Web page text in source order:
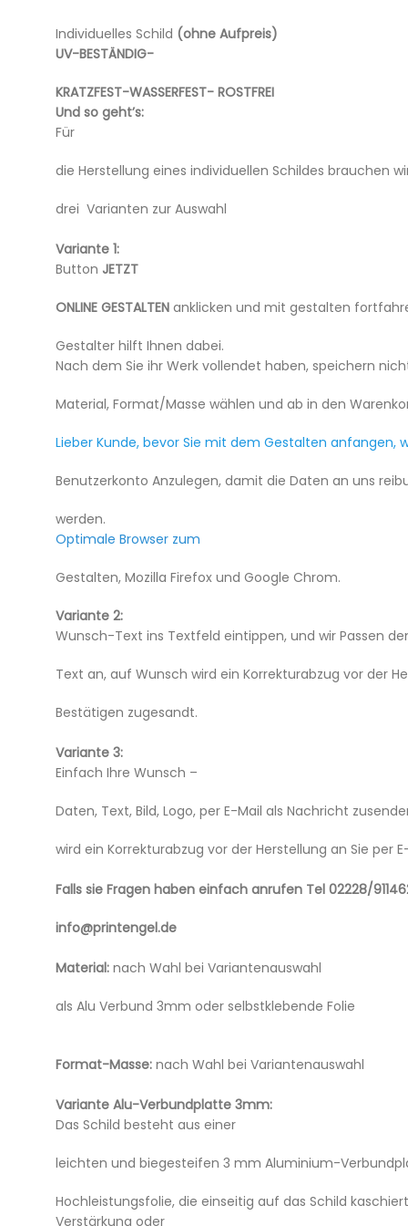
Individuelles Schild (ohne Aufpreis)
UV-BESTÄNDIG-
KRATZFEST-WASSERFEST- ROSTFREI
Und so geht’s:
Für
die Herstellung eines individuellen Schildes brauchen
drei Varianten zur Auswahl
Variante 1:
Button JETZT
ONLINE GESTALTEN anklicken und mit gestalten
Gestalter hilft Ihnen dabei.
Nach dem Sie ihr Werk vollendet haben, speichern
Material, Format/Masse wählen und ab in den
Lieber Kunde, bevor Sie mit dem Gestalten anfangen,
Benutzerkonto Anzulegen, damit die Daten an uns
werden.
Optimale Browser zum
Gestalten, Mozilla Firefox und Google Chrom.
Variante 2:
Wunsch-Text ins Textfeld eintippen, und wir Passen
Text an, auf Wunsch wird ein Korrekturabzug vor der
Bestätigen zugesandt.
Variante 3:
Einfach Ihre Wunsch –
Daten, Text, Bild, Logo, per E-Mail als Nachricht
wird ein Korrekturabzug vor der Herstellung an Sie per
Falls sie Fragen haben einfach anrufen Tel 02228/
info@printengel.de
Material: nach Wahl bei Variantenauswahl
als Alu Verbund 3mm oder selbstklebende Folie
Format-Masse: nach Wahl bei Variantenauswahl
Variante Alu-Verbundplatte 3mm:
Das Schild besteht aus einer
leichten und biegesteifen 3 mm Aluminium-
Hochleistungsfolie, die einseitig auf das Schild
Verstärkung oder